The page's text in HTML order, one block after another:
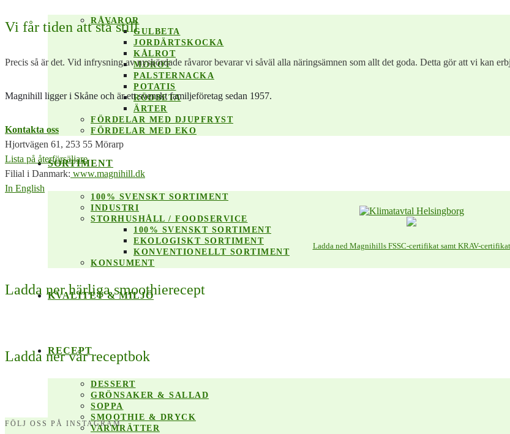
RÅVAROR
GULBETA
JORDÄRTSKOCKA
KÅLROT
MOROT
PALSTERNACKA
POTATIS
RÖDBETA
ÄRTER
FÖRDELAR MED DJUPFRYST
FÖRDELAR MED EKO
SORTIMENT
100% SVENSKT SORTIMENT
INDUSTRI
STORHUSHÅLL / FOODSERVICE
100% SVENSKT SORTIMENT
EKOLOGISKT SORTIMENT
KONVENTIONELLT SORTIMENT
KONSUMENT
KVALITET & MILJÖ
RECEPT
DESSERT
GRÖNSAKER & SALLAD
SOPPA
SMOOTHIE & DRYCK
VARMRÄTTER
Vi får tiden att stå still
Precis så är det. Vid infrysning av nyskördade råvaror bevarar vi såväl alla näringsämnen som allt det goda. Detta gör att vi kan
Magnihill ligger i Skåne och är ett svenskt familjeföretag sedan 1957.
Kontakta oss
Hjortvägen 61, 253 55 Mörarp
Lista på återförsäljare
Filial i Danmark: www.magnihill.dk
In English
Ladda ned Magnihills FSSC-certifikat samt KRAV-certifikat
Ladda ner härliga smoothierecept
Ladda ner vår receptbok
FÖLJ OSS PÅ INSTAGRAM